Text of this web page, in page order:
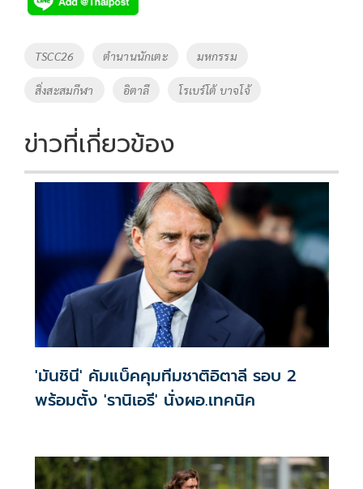
b
o
k
er y
Li
n
k
Tags
TSCC26 ตำนานนักเตะ มหกรรม
สิ่งสะสมกีฬา อิตาลี โรเบร์โต้ บาจโจ้
ข่าวที่เกี่ยวข้อง
'มันชินี' คัมแบ็คคุมทีมชาติอิตาลี รอบ 2
พร้อมตั้ง 'รานิเอรี' นั่งผอ.เทคนิค